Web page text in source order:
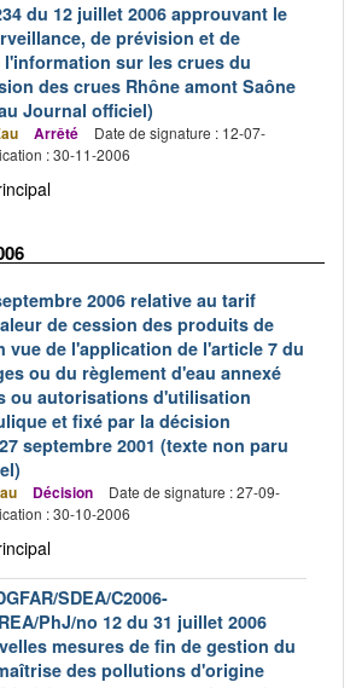
du 12 juillet 2006 approuvant le
de prévision et de
sur les crues du
des crues Rhône amont Saône
Journal officiel)
Arrêté
Date de signature : 12-07-
: 30-11-2006
2006 relative au tarif
de cession des produits de
vue de l'application de l'article 7 du
ou du règlement d'eau annexé
ou autorisations d'utilisation
et fixé par la décision
septembre 2001 (texte non paru
Décision
Date de signature : 27-09-
: 30-10-2006
SDEA/C2006-
PhJ/no 12 du 31 juillet 2006
mesures de fin de gestion du
des pollutions d'origine